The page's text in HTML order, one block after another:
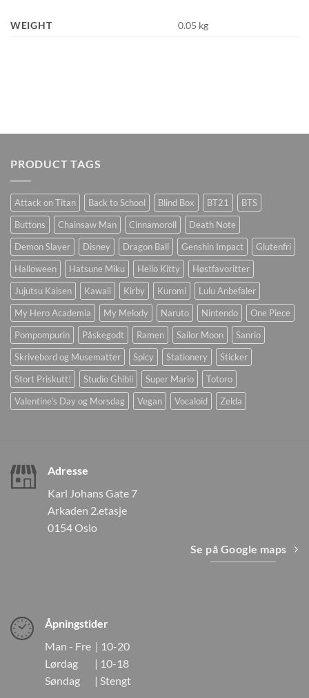
WEIGHT 0.05 kg
PRODUCT TAGS
Attack on Titan Back to School Blind Box BT21
BTS
Buttons
Chainsaw Man Cinnamoroll
Death Note
Demon Slayer
Disney Dragon Ball Genshin Impact
Glutenfri
Halloween
Hatsune Miku Hello Kitty
Høstfavoritter
Jujutsu Kaisen
Kawaii Kirby Kuromi
Lulu Anbefaler
My Hero Academia
My Melody Naruto Nintendo
One Piece
Pompompurin
Påskegodt Ramen Sailor Moon
Sanrio
Skrivebord og Musematter
Spicy Stationery
Sticker
Stort Priskutt!
Studio Ghibli Super Mario
Totoro
Valentine's Day og Morsdag
Vegan Vocaloid Zelda
Adresse
Karl Johans Gate 7
Arkaden 2.etasje
0154 Oslo
Se på Google maps
Åpningstider
Man - Fre | 10-20
Lørdag | 10-18
Søndag | Stengt